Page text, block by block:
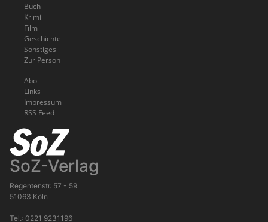
Buch
Krimi
Film
Geschichte
Sonstiges
Zur Person
Abo
Links
Impressum
RSS Feed
SoZ-Verlag
Regentenstr. 57 - 59
51063 Köln
Tel.: 0221 9231196